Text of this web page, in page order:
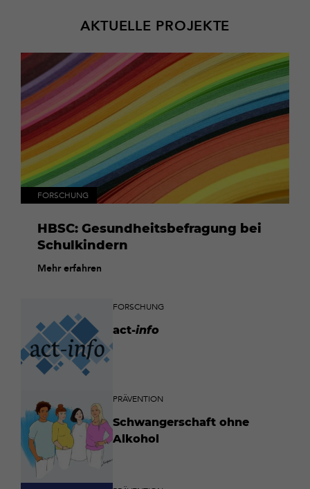
AKTUELLE PROJEKTE
FORSCHUNG
HBSC: Gesundheitsbefragung bei
Schulkindern
Mehr
erfahren
Mehr erfahren
FORSCHUNG
act-info
PRÄVENTION
Schwangerschaft ohne
Alkohol